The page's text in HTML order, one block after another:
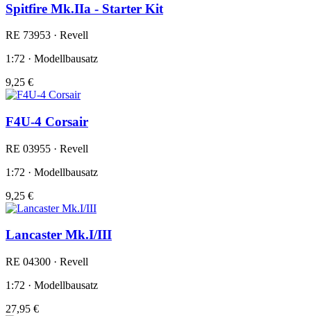
Spitfire Mk.IIa - Starter Kit
RE 73953 · Revell
1:72 · Modellbausatz
9,25 €
F4U-4 Corsair
RE 03955 · Revell
1:72 · Modellbausatz
9,25 €
Lancaster Mk.I/III
RE 04300 · Revell
1:72 · Modellbausatz
27,95 €